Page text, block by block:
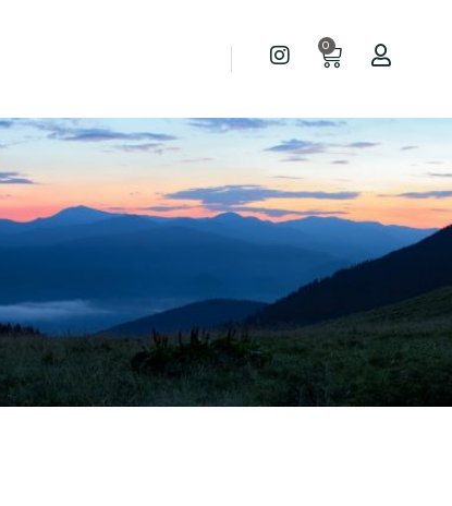
0